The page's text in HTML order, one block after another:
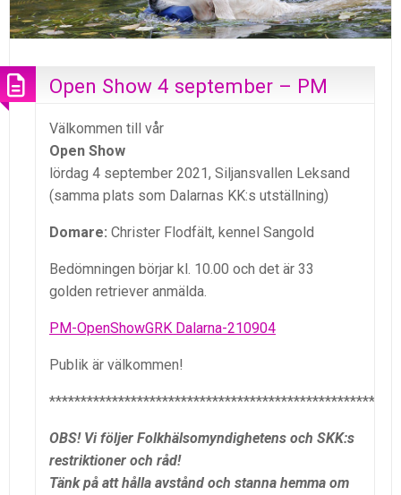
Open Show 4 september – PM
Välkommen till vår
Open Show
lördag 4 september 2021, Siljansvallen Leksand
(samma plats som Dalarnas KK:s utställning)
Domare: Christer Flodfält, kennel Sangold
Bedömningen börjar kl. 10.00 och det är 33
golden retriever anmälda.
PM-OpenShowGRK Dalarna-210904
Publik är välkommen!
OBS! Vi följer Folkhälsomyndighetens och SKK:s
restriktioner och råd!
Tänk på att hålla avstånd och stanna hemma om